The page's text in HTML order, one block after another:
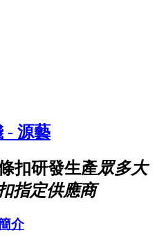
扣研發生產眾多大
指定供應商
介